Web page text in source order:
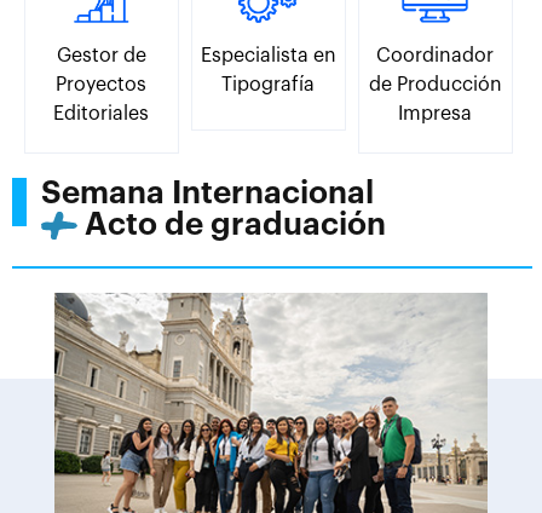
Gestor de
Proyectos
Editoriales
Especialista en
Tipografía
Coordinador
de Producción
Impresa
Semana Internacional
Acto de graduación